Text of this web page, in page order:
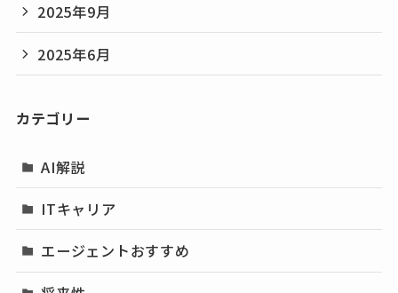
2025年9月
2025年6月
カテゴリー
AI解説
ITキャリア
エージェントおすすめ